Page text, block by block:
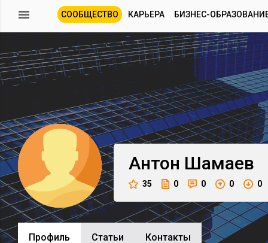
СООБЩЕСТВО КАРЬЕРА БИЗНЕС-
Антон Шамаев
35 0 0 0 0
Профиль Cтатьи Контакты